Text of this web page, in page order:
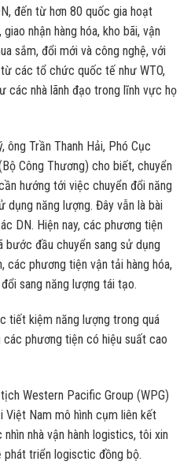
đến từ hơn 80 quốc gia hoạt
nhận hàng hóa, kho bãi, vận
sắm, đổi mới và công nghệ, với
các tổ chức quốc tế như WTO,
các nhà lãnh đạo trong lĩnh vực họ
ông Trần Thanh Hải, Phó Cục
Công Thương) cho biết, chuyển
hướng tới việc chuyển đổi năng
năng lượng. Đây vẫn là bài
DN. Hiện nay, các phương tiện
bước đầu chuyển sang sử dụng
các phương tiện vận tải hàng hóa,
sang năng lượng tái tạo.
tiết kiệm năng lượng trong quá
phương tiện có hiệu suất cao
Western Pacific Group (WPG)
Việt Nam mô hình cụm liên kết
nhà vận hành logistics, tôi xin
phát triển logisctic đồng bộ.